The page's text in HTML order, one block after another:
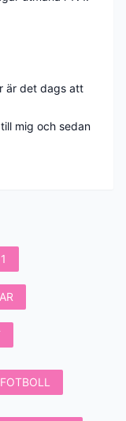
är det dags att
mig och sedan